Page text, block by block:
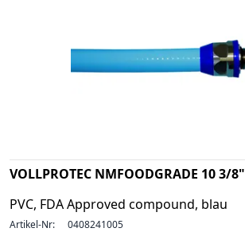
VOLLPROTEC NMFOODGRADE 10 3/8"
PVC, FDA Approved compound, blau
Artikel-Nr: 0408241005